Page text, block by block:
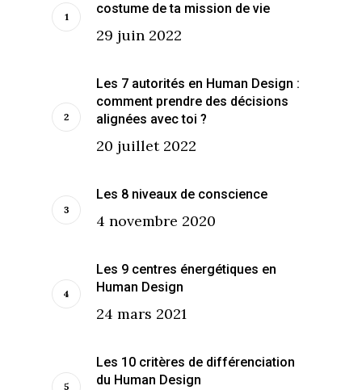
costume de ta mission de vie
29 juin 2022
Les 7 autorités en Human Design :
comment prendre des décisions
alignées avec toi ?
20 juillet 2022
Les 8 niveaux de conscience
4 novembre 2020
Les 9 centres énergétiques en
Human Design
24 mars 2021
Les 10 critères de différenciation
du Human Design